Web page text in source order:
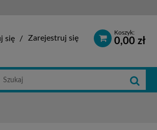
Koszyk:
0,00 zł
się Zarejestruj się